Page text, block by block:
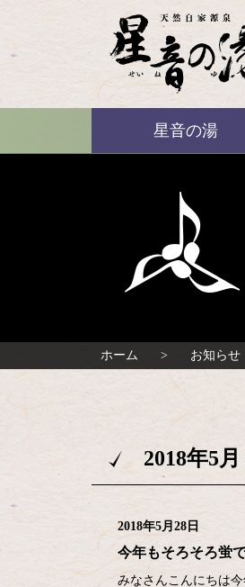
ばいえる
星音の湯
ホーム お知らせ
2018年5
2018年5月28日
今年もそろそろ蛍
みなさんこんにちは